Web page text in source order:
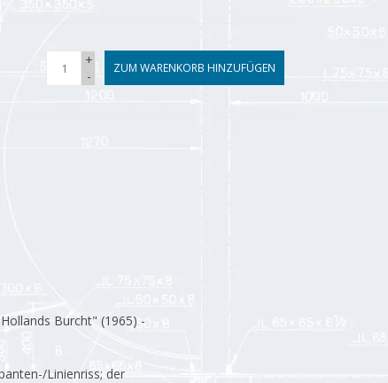
+
-
ZUM WARENKORB HINZUFÜGEN
Burcht" (1965) -
Linienriss; der